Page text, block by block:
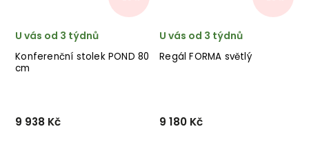
Konferenční stolek POND 80
cm
U vás od 3 týdnů
9 938 Kč
Regál FORMA světlý
U vás od 3 týdnů
9 180 Kč